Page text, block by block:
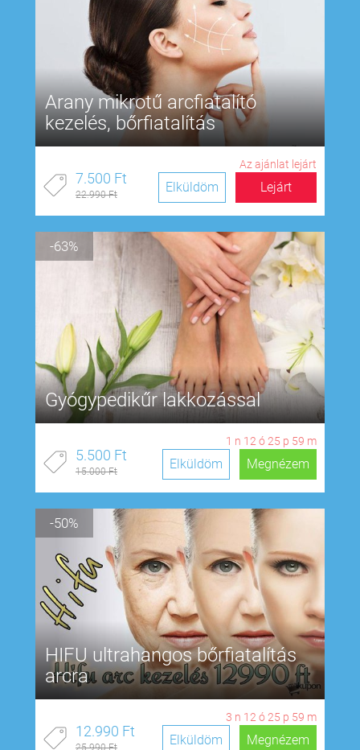
Arany mikrotű arcfiatalító
kezelés, bőrfiatalítás
Az ajánlat lejárt
7.500 Ft
22.990 Ft Lejárt
Elküldöm
-63%
Gyógypedikűr lakkozással
1 n 12 ó 25 p 58 m
5.500 Ft
15.000 Ft Megnézem
Elküldöm
-50%
HIFU ultrahangos bőrfiatalítás
arcra
3 n 12ó 25 p 58 m
12.990 Ft
Megnézem
Elküldöm